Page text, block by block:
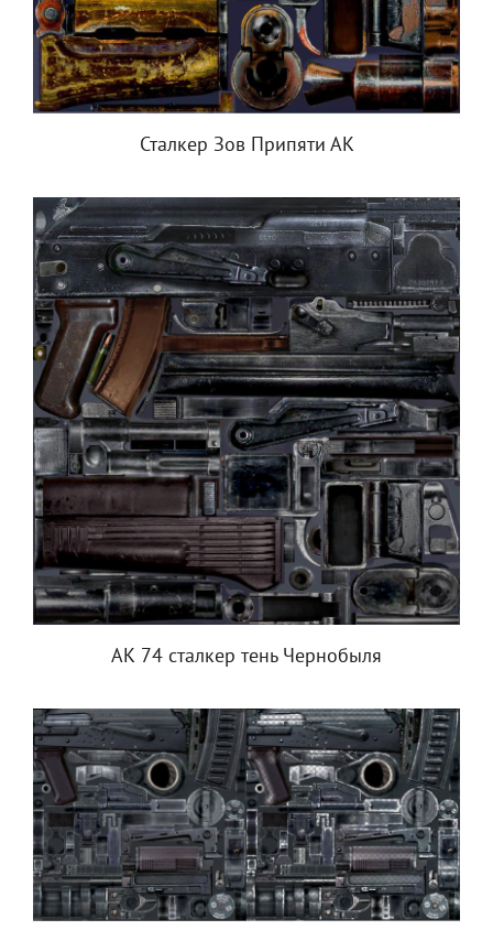
Сталкер Зов Припяти АК
АК 74 сталкер тень Чернобыля